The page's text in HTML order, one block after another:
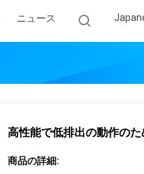
ニュース
高性能で低排出の動作の
商品の詳細: